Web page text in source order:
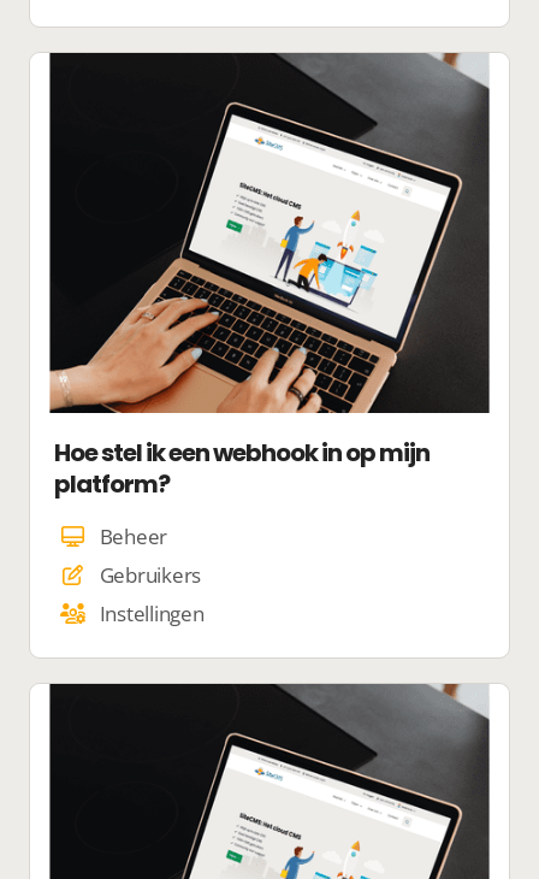
Hoe stel ik een webhook in op mijn
platform?
Beheer
Gebruikers
Instellingen